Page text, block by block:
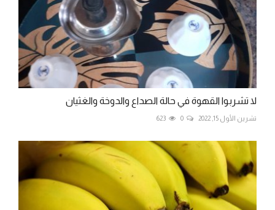
لا تشربوا القهوة في حالة الصداع والدوخة والغثيان
تشرين الأول 15, 2022 0
623